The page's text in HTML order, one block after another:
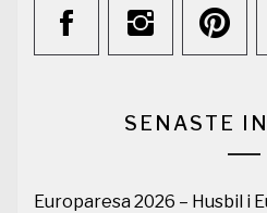
SENASTE
Europaresa 2026 – Husbil i